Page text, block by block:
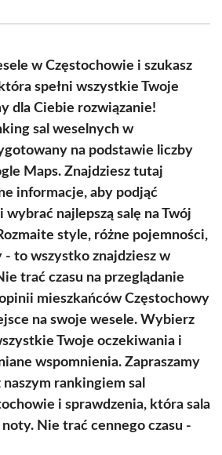
w Częstochowie i szukasz
spełni wszystkie Twoje
dla Ciebie rozwiązanie!
sal weselnych w
na podstawie liczby
Maps. Znajdziesz tutaj
informacje, aby podjąć
najlepszą salę na Twój
style, różne pojemności,
to wszystko znajdziesz w
trać czasu na przeglądanie
mieszkańców Częstochowy
na swoje wesele. Wybierz
Twoje oczekiwania i
wspomnienia. Zapraszamy
rankingiem sal
i sprawdzenia, która sala
noty. Nie trać cennego czasu -